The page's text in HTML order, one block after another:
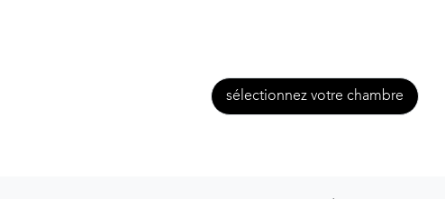
sélectionnez votre chambre